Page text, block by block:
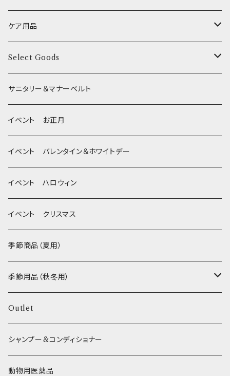
季節限定 バレンタイン&ホワイトデー
季節限定 夏
季節限定 ハロウィン
季節限定 クリスマス
Wonderful Kitchen / (旧)P-ball
MEAT
FISH
グルテンフリー！ _ DOG TREE
ヒマラヤチーズ！ _ loasis
わんのはな
エリール
O.C.Farm
サークル
サークルカバー
ケア用品
ブラシ類
デンタルケア
除菌・抗菌・消臭
耳
静電気防止スプレー
Select Goods
Bichon Frise
サニタリー＆マナーベルト
イベント お正月
イベント バレンタイン＆ホワイトデー
イベント ハロウィン
イベント クリスマス
季節商品（夏用）
季節用品（秋冬用）
ヒーター
Outlet
シャンプー&コンディショナー
動物用医薬品